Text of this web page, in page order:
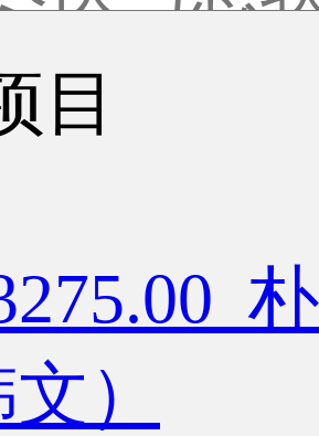
目
文）